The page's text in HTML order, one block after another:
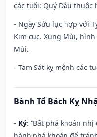
các tuổi: Quý Dậu thuộc
- Ngày Sửu lục hợp với
Kim cục. Xung Mùi,
Mùi.
- Tam Sát kỵ mệnh các
Bành Tổ Bách Kỵ
- Kỷ: “Bất phá khoán